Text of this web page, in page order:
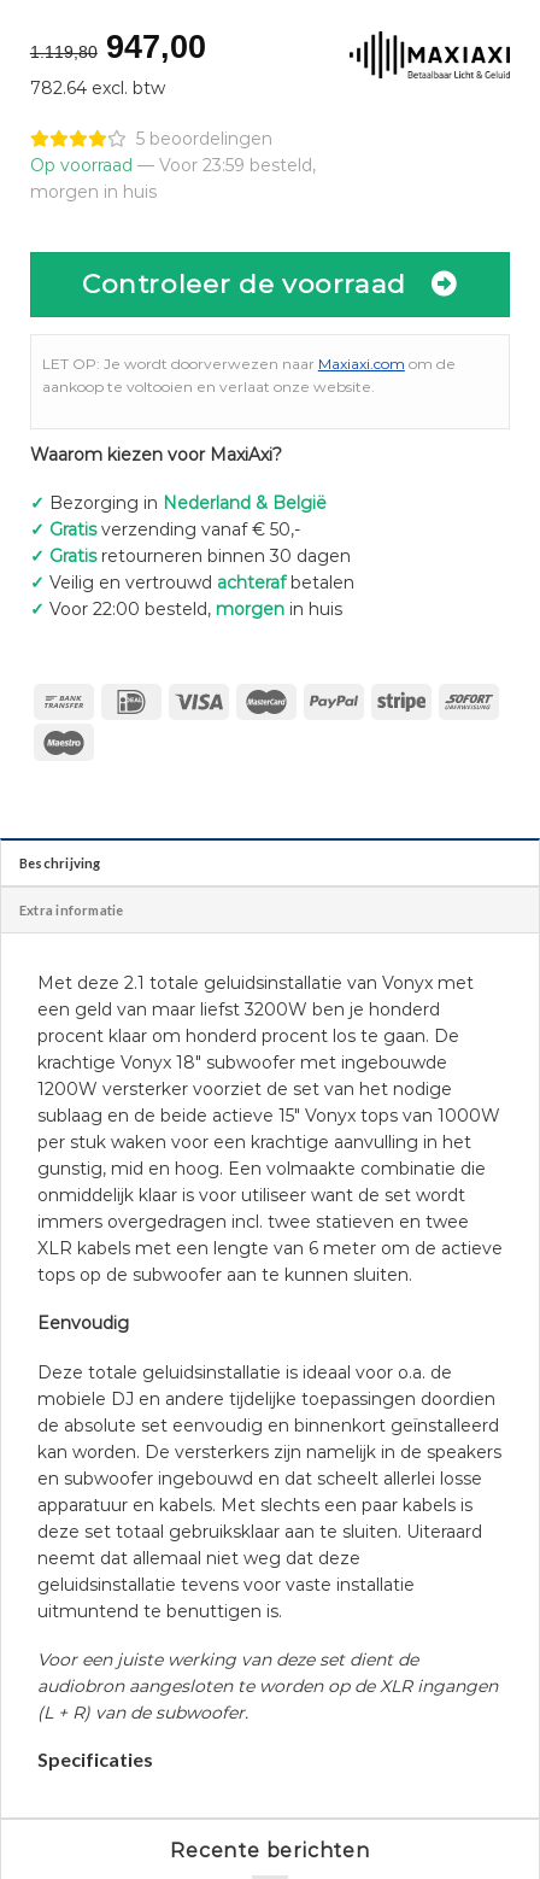
1.119,80 Oorspronkelijke
prijs
was:
€1.119,80.
947,00Huidige
€947,00.
782.64 excl. btw
5 beoordelingen
Op voorraad — Voor 23:59 besteld,
morgen in huis
Controleer de voorraad
LET OP: Je wordt doorverwezen naar Maxiaxi.com om de
aankoop te voltooien en verlaat onze website.
Waarom kiezen voor MaxiAxi?
✓ Bezorging in Nederland & België
✓ Gratisverzending vanaf € 50,-
✓ Gratisretourneren binnen 30 dagen
✓ Veilig en vertrouwd achterafbetalen
✓ Voor 22:00 besteld, morgenin huis
Beschrijving
Extra informatie
Met deze 2.1 totale geluidsinstallatie van Vonyx met
een geld van maar liefst 3200W ben je honderd
procent klaar om honderd procent los te gaan. De
krachtige Vonyx 18″ subwoofer met ingebouwde
1200W versterker voorziet de set van het nodige
sublaag en de beide actieve 15″ Vonyx tops van 1000W
per stuk waken voor een krachtige aanvulling in het
gunstig, mid en hoog. Een volmaakte combinatie die
onmiddelijk klaar is voor utiliseer want de set wordt
immers overgedragen incl. twee statieven en twee
XLR kabels met een lengte van 6 meter om de actieve
tops op de subwoofer aan te kunnen sluiten.
Eenvoudig
Deze totale geluidsinstallatie is ideaal voor o.a. de
mobiele DJ en andere tijdelijke toepassingen doordien
de absolute set eenvoudig en binnenkort geïnstalleerd
kan worden. De versterkers zijn namelijk in de speakers
en subwoofer ingebouwd en dat scheelt allerlei losse
apparatuur en kabels. Met slechts een paar kabels is
deze set totaal gebruiksklaar aan te sluiten. Uiteraard
neemt dat allemaal niet weg dat deze
geluidsinstallatie tevens voor vaste installatie
uitmuntend te benuttigen is.
Voor een juiste werking van deze set dient de
audiobron aangesloten te worden op de XLR ingangen
(L + R) van de subwoofer.
Specificaties
Recente berichten